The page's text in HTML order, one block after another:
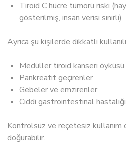
Tiroid C hücre tümörü riski
gösterilmiş, insan verisi sınırlı)
Ayrıca şu kişilerde dikkatli
Medüller tiroid kanseri
Pankreatit geçirenler
Gebeler ve emzirenler
Ciddi gastrointestinal
Kontrolsüz ve reçetesiz kullanım
doğurabilir.